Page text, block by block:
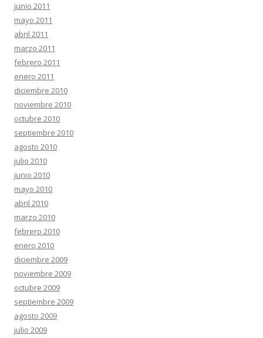
junio 2011
mayo 2011
abril 2011
marzo 2011
febrero 2011
enero 2011
diciembre 2010
noviembre 2010
octubre 2010
septiembre 2010
agosto 2010
julio 2010
junio 2010
mayo 2010
abril 2010
marzo 2010
febrero 2010
enero 2010
diciembre 2009
noviembre 2009
octubre 2009
septiembre 2009
agosto 2009
julio 2009